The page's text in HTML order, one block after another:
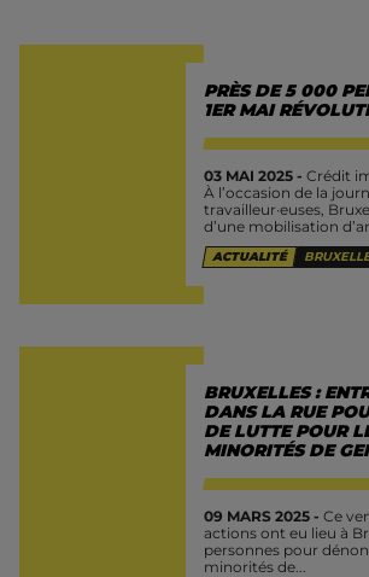
PRÈS DE 5 000
1ER MAI
03 MAI 2025 - Crédit
À l’occasion de la
travailleur·euses,
d’une mobilisation
ACTUALITÉ
BRUXELLES :
DANS LA RUE
DE LUTTE POUR
MINORITÉS DE
09 MARS 2025 - Ce
actions ont eu lieu à
personnes pour
minorités de...